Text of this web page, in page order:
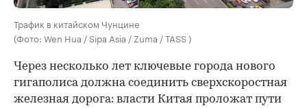
Трафик в китайском Чунцине
(Фото: Wen Hua / Sipa Asia / Zuma / TASS )
Через несколько лет ключевые города нового
гигаполиса должна соединить сверхскоростная
железная дорога: власти Китая проложат пути